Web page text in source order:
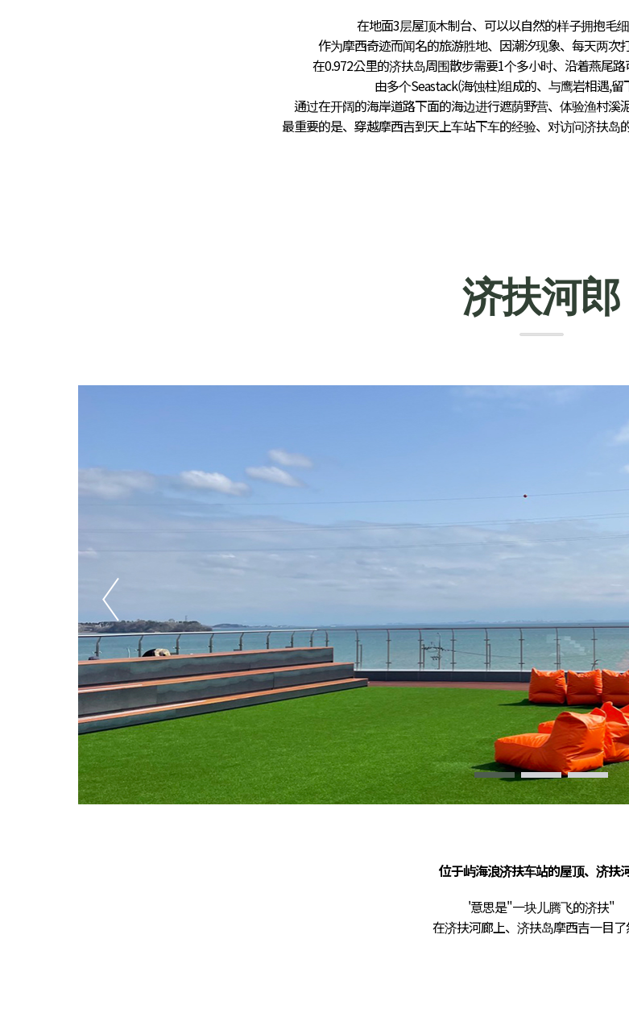
在地面3层屋顶木制台、可以以自然的样子拥抱毛
作为摩西奇迹而闻名的旅游胜地、因潮汐现象、每天两次
在0.972公里的济扶岛周围散步需要1个多小时、沿着燕尾路
由多个Seastack(海蚀柱)组成的、与鹰岩相遇,留
通过在开阔的海岸道路下面的海边进行遮荫野营、体验渔村溪
最重要的是、穿越摩西吉到天上车站下车的经验、对访问济扶岛
济扶河郎
位于屿海浪济扶车站的屋顶、济扶
'意思是"一块儿腾飞的济扶"
在济扶河廊上、济扶岛摩西吉一目了